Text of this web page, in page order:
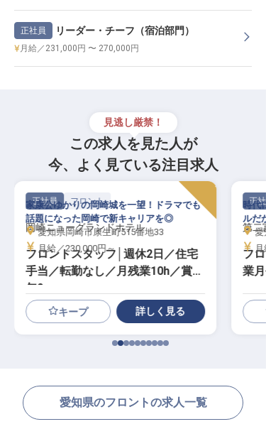
正社員 リーダー・チーフ（宿泊部門）
月給／231,000円 〜 270,000円
見逃し厳禁！
この求人を見た人が
今、よく見ている注目求人
正社員 フロント
岡崎ニューグランドホテル
フロントスタッフ│週休2日／住宅
手当／転勤なし／月残業10h／賞与
年2
家康公ゆかりの岡崎城を一望！ドラマでも
話題になった岡崎で新キャリアを◎
愛知県岡崎市康生町515番地33
月給／230,000円～
キープ 詳しく見る
正社
第二
フ
業
時代
ルだ
愛
愛知県のフロントの求人一覧